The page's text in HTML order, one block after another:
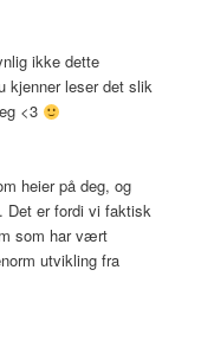
ikke dette
kjenner leser det slik
<3
heier på deg, og
Det er fordi vi faktisk
som har vært
utvikling fra